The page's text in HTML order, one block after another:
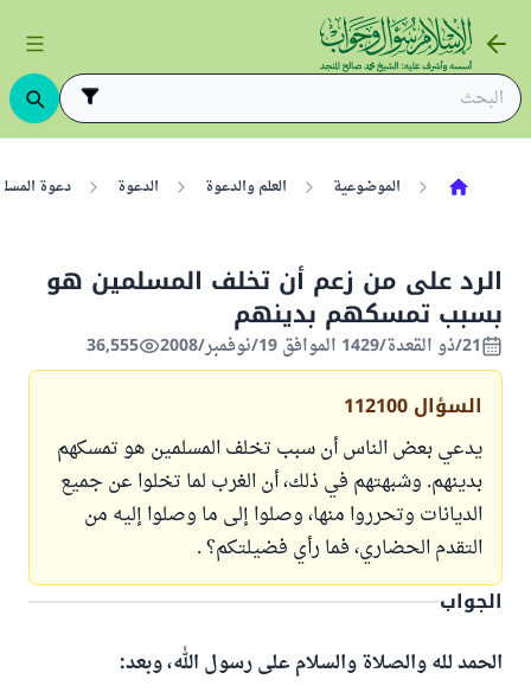
الموضوعية العلم والدعوة الدعوة دعوة
الرد على من زعم أن تخلف المسلمين هو
بسبب تمسكهم بدينهم
21/ذو القعدة/1429 الموافق 19/نوفمبر/2008 36,555
السؤال 112100
يدعي بعض الناس أن سبب تخلف المسلمين هو تمسكهم
بدينهم. وشبهتهم في ذلك، أن الغرب لما تخلوا عن جميع
الديانات وتحرروا منها، وصلوا إلى ما وصلوا إليه من
التقدم الحضاري، فما رأي فضيلتكم؟ .
الجواب
الحمد لله والصلاة والسلام على رسول الله، وبعد: